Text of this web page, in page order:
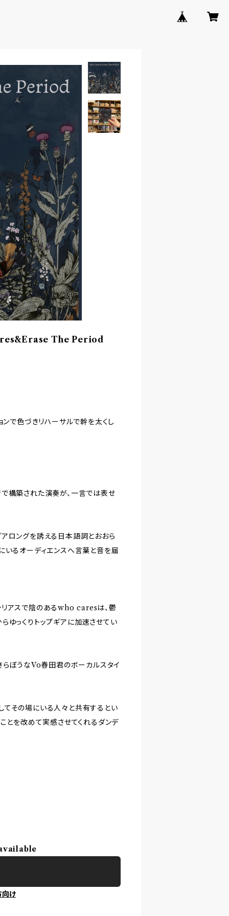
The Period
で色づきリハーサルで幹を太くし
構築された演奏が、一言では表せ
ロングを誘える日本語詞とおおら
いるオーディエンスへ言葉と音を届
リアスで陰のあるwho caresは、鬱
ゆっくりトップギアに加速させてい
らぼうなVo春田君のボーカルスタイ
その場にいる人々と共有するとい
とを改めて実感させてくれるダンデ
向け